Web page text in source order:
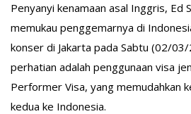
Penyanyi kenamaan asal Inggris, Ed
memukau penggemarnya di
konser di Jakarta pada Sabtu (02/
perhatian adalah penggunaan visa
Performer Visa, yang memudahkan
kedua ke Indonesia.